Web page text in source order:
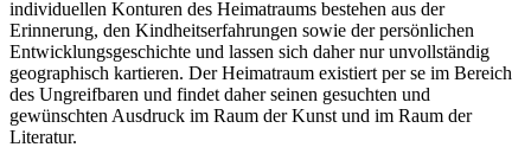
individuellen Konturen des Heimatraums bestehen aus der
Erinnerung, den Kindheitserfahrungen sowie der persönlichen
Entwicklungsgeschichte und lassen sich daher nur unvollständig
geographisch kartieren. Der Heimatraum existiert per se im Bereich
des Ungreifbaren und findet daher seinen gesuchten und
gewünschten Ausdruck im Raum der Kunst und im Raum der
Literatur.